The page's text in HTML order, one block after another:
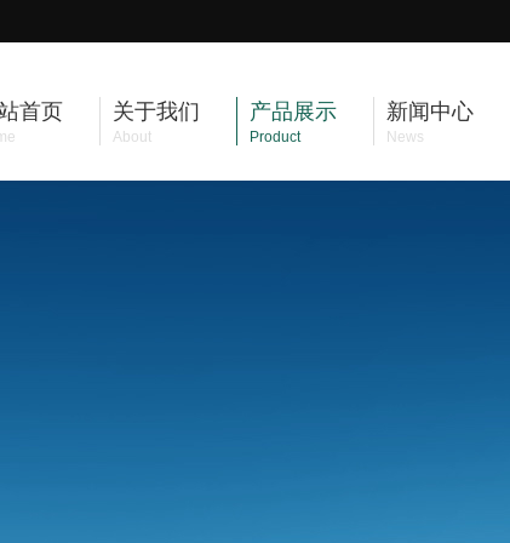
首页 关于我们
About
产品展示
Product
新闻中心
News